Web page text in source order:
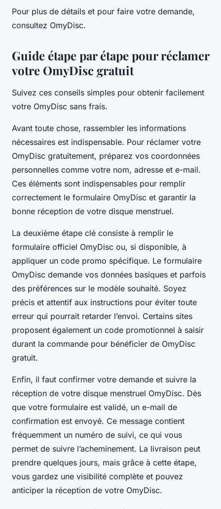
Pour plus de détails et pour faire votre demande,
consultez OmyDisc.
Guide étape par étape pour réclamer
votre OmyDisc gratuit
Suivez ces conseils simples pour obtenir facilement
votre OmyDisc sans frais.
Avant toute chose, rassembler les informations
nécessaires est indispensable. Pour réclamer votre
OmyDisc gratuitement, préparez vos coordonnées
personnelles comme votre nom, adresse et e-mail.
Ces éléments sont indispensables pour remplir
correctement le formulaire OmyDisc et garantir la
bonne réception de votre disque menstruel.
La deuxième étape clé consiste à remplir le
formulaire officiel OmyDisc ou, si disponible, à
appliquer un code promo spécifique. Le formulaire
OmyDisc demande vos données basiques et parfois
des préférences sur le modèle souhaité. Soyez
précis et attentif aux instructions pour éviter toute
erreur qui pourrait retarder l’envoi. Certains sites
proposent également un code promotionnel à saisir
durant la commande pour bénéficier de OmyDisc
gratuit.
Enfin, il faut confirmer votre demande et suivre la
réception de votre disque menstruel OmyDisc. Dès
que votre formulaire est validé, un e-mail de
confirmation est envoyé. Ce message contient
fréquemment un numéro de suivi, ce qui vous
permet de suivre l’acheminement. La livraison peut
prendre quelques jours, mais grâce à cette étape,
vous gardez une visibilité complète et pouvez
anticiper la réception de votre OmyDisc.